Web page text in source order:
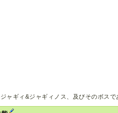
ャギィ&ジャギィノス、及びそのボス